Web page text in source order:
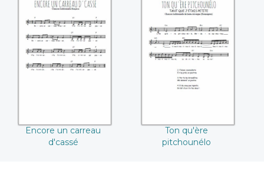
Encore un carreau
d'cassé
Encore un carreau
d'cassé
Ton qu'ère
pitchounélo
Ton qu'ère
pitchounélo